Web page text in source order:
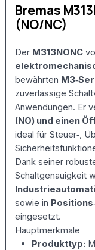
https://
onlineshop.de/
[R=301,L] # 4)
Standard URLs
von Website
X5
unterstützen #
(Diese Regeln
werden von X5
benötigt –
NICHT
löschen!)
RewriteCond
%
!-f
RewriteCond
%
!-d RewriteRule
. /index.php [L]
Bremas
(NO/NC)
Der M313NONC
bewährten
zuverlässige
Anwendungen. Er
(NO) und einen
ideal für Steuer‑,
Dank seiner
Schaltgenauigkeit
sowie in
eingesetzt.
Hauptmerkmale
Produkttyp: